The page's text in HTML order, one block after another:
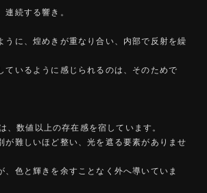
連続する響き。
うに、煌めきが重なり合い、内部で反射を繰
ているように感じられるのは、そのためで
、数値以上の存在感を宿しています。
が難しいほど整い、光を遮る要素がありませ
、色と輝きを余すことなく外へ導いていま